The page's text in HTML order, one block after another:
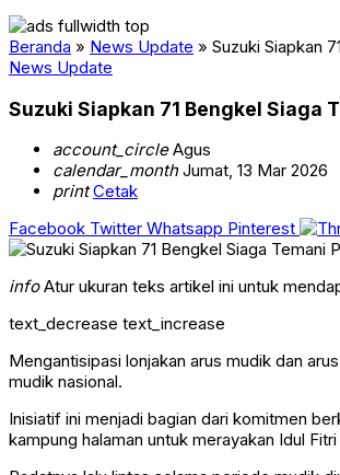
Beranda » News Update » Suzuki Siapkan
News Update
Suzuki Siapkan 71 Bengkel Siaga
account_circleAgus
calendar_monthJumat, 13 Mar 2026
print Cetak
Facebook Twitter Whatsapp Pinterest
infoAtur ukuran teks artikel ini untuk
text_decrease text_increase
Mengantisipasi lonjakan arus mudik dan
mudik nasional.
Inisiatif ini menjadi bagian dari komitmen
kampung halaman untuk merayakan Idul